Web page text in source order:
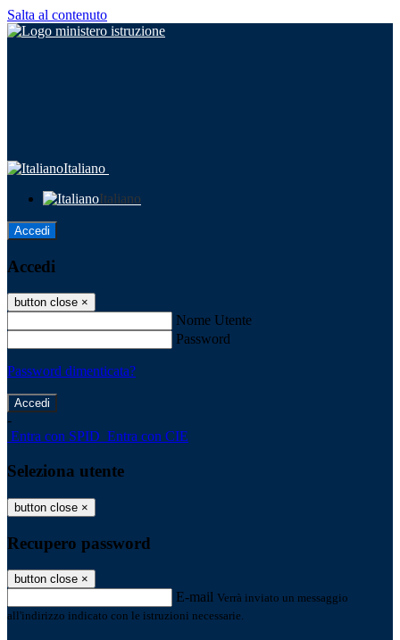
Salta al contenuto
Italiano
Italiano
Accedi
Accedi
button close ×
Nome Utente
Password
Password dimenticata?
-
Entra con SPID Entra con CIE
Seleziona utente
button close ×
Recupero password
button close ×
E-mail Verrà inviato un messaggio
all'indirizzo indicato con le istruzioni necessarie.